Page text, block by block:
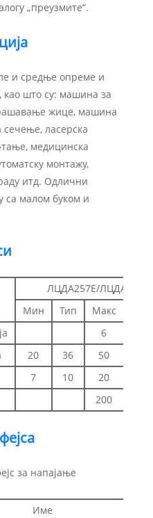
„преузмите“.
и средње опреме и
као што су: машина за
жице, машина
ласерска
медицинска
монтажу,
итд. Одлични
са малом буком и
ЛЦДА257Е/ЛЦДА257Ф
Мин
Тип Макс
6
20 36 50
7 10 20
200
за напајање
Име